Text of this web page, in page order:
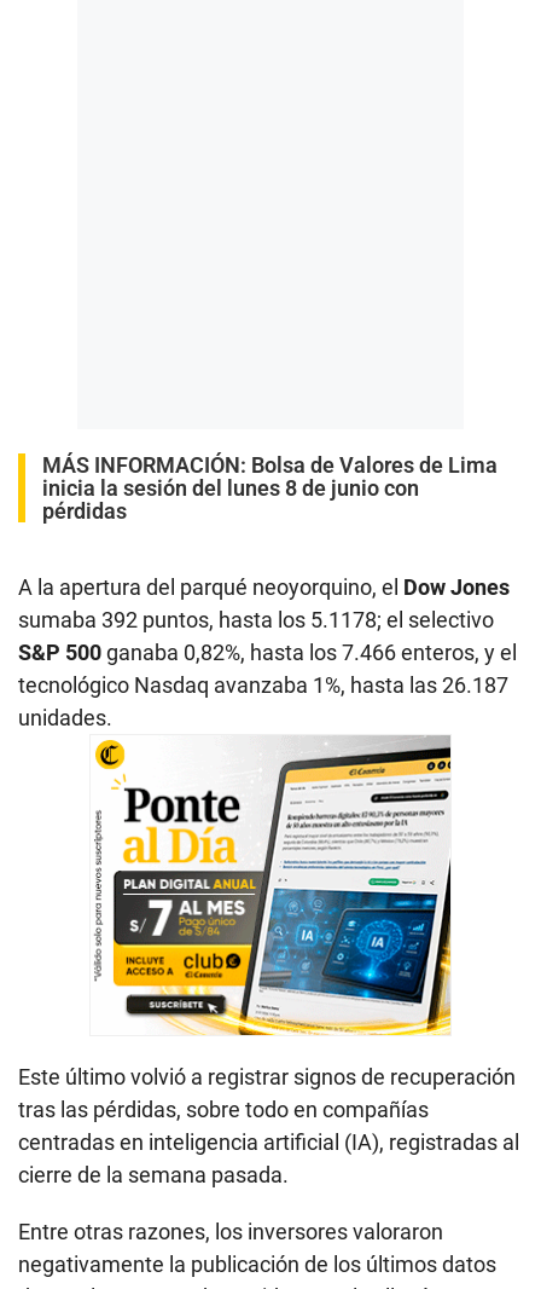
MÁS INFORMACIÓN: Bolsa de Valores de Lima
inicia la sesión del lunes 8 de junio con
pérdidas
A la apertura del parqué neoyorquino, el Dow Jones
sumaba 392 puntos, hasta los 5.1178; el selectivo
S&P 500ganaba 0,82%, hasta los 7.466 enteros, y el
tecnológico Nasdaq avanzaba 1%, hasta las 26.187
unidades.
Este último volvió a registrar signos de recuperación
tras las pérdidas, sobre todo en compañías
centradas en inteligencia artificial (IA), registradas al
cierre de la semana pasada.
Entre otras razones, los inversores valoraron
negativamente la publicación de los últimos datos